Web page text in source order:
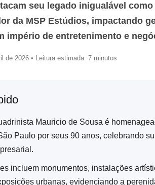
seu legado inigualável
da MSP Estúdios, impactando
império de entretenimento e
de 2026 • Leitura estimada: 7 minutos
Mauricio de Sousa é
Paulo por seus 90 anos, celebrando
incluem monumentos, instalações
urbanas, evidenciando a